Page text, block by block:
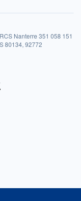
Nanterre 351 058 151
80134, 92772